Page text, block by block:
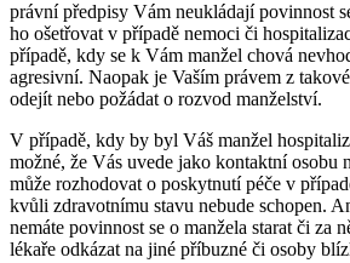
právní předpisy Vám neukládají povinnost
ho ošetřovat v případě nemoci či
případě, kdy se k Vám manžel chová
agresivní. Naopak je Vaším právem z
odejít nebo požádat o rozvod manželství.
V případě, kdy by byl Váš manžel
možné, že Vás uvede jako kontaktní osobu
může rozhodovat o poskytnutí péče v
kvůli zdravotnímu stavu nebude schopen.
nemáte povinnost se o manžela starat či za
lékaře odkázat na jiné příbuzné či osoby